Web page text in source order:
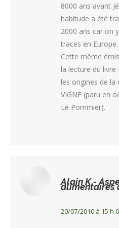
8000 ans avant
habitude a été
2000 ans car on
traces en Europe.
Cette même
la lecture du livre
les origines de la
VIGNE (paru en
Le Pommier).
Alain K -
alimentaires
20/07/2010 à 15 h